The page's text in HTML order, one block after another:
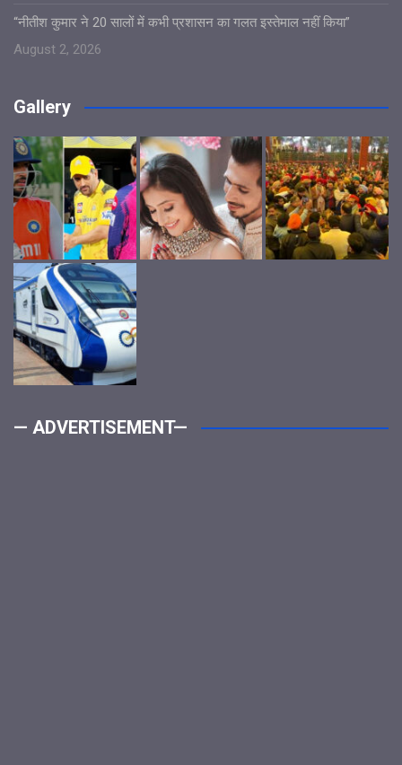
“नीतीश कुमार ने 20 सालों में कभी प्रशासन का गलत इस्तेमाल नहीं किया”
August 2, 2026
Gallery
— ADVERTISEMENT—